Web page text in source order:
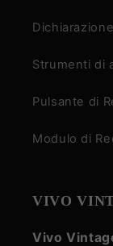
Strumenti di
Pulsante di
Modulo di
VIVO
Vivo